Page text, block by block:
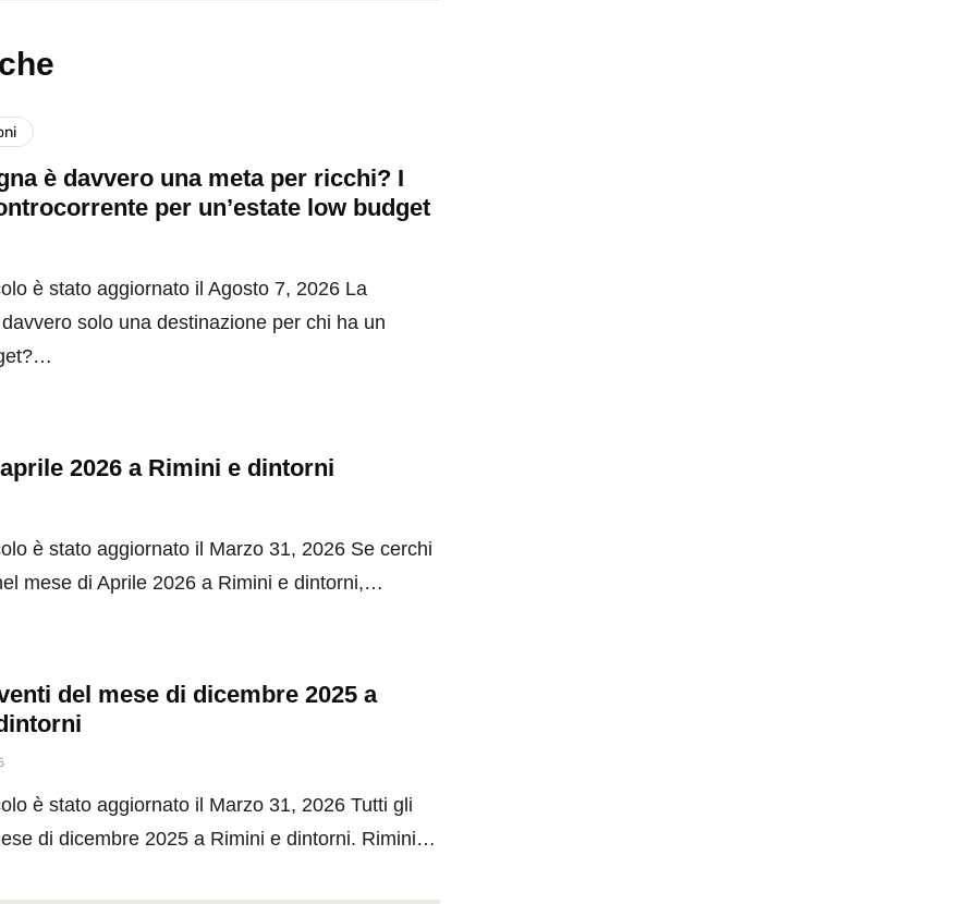
è davvero una meta per ricchi? I
per un’estate low budget
è stato aggiornato il Agosto 7, 2026 La
solo una destinazione per chi ha un
2026 a Rimini e dintorni
è stato aggiornato il Marzo 31, 2026 Se cerchi
mese di Aprile 2026 a Rimini e dintorni,…
del mese di dicembre 2025 a
è stato aggiornato il Marzo 31, 2026 Tutti gli
di dicembre 2025 a Rimini e dintorni. Rimini…